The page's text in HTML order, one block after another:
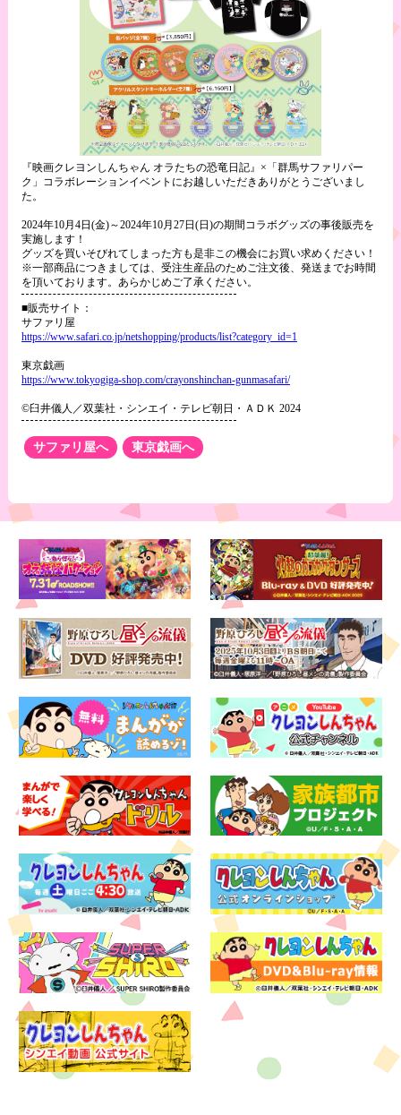
『映画クレヨンしんちゃん オラたちの恐竜日記』×「群馬サファリパー
ク」コラボレーションイベントにお越しいただきありがとうございまし
た。
2024年10月4日(金)～2024年10月27日(日)の期間コラボグッズの事後販売を
実施します！
グッズを買いそびれてしまった方も是非この機会にお買い求めください！
※一部商品につきましては、受注生産品のためご注文後、発送までお時間
を頂いております。あらかじめご了承ください。
■販売サイト：
サファリ屋
https://www.safari.co.jp/netshopping/products/list?category_id=1
東京戯画
https://www.tokyogiga-shop.com/crayonshinchan-gunmasafari/
©臼井儀人／双葉社・シンエイ・テレビ朝日・ＡＤＫ 2024
サファリ屋へ 東京戯画へ